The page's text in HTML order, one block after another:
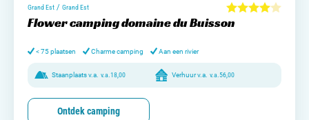
Grand Est / Grand Est
Flower camping domaine du Buisson
< 75 plaatsen Charme camping Aan een rivier
Staanplaats v.a. v.a.18,00 Verhuur v.a. v.a.56,00
Ontdek camping